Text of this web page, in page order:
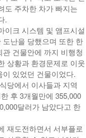
도 주차한 차가 빠지는
.
이크 시스템 및 앰프시설
난을 당했으며 또한 한
건물안에 까지 비행청
상황과 환경문제로 이웃
있었던 건물이었다.
당에서 이사들과 지역
후 3개월만에 355,000
달러가 남았다고 한
재도전하면서 서부플로